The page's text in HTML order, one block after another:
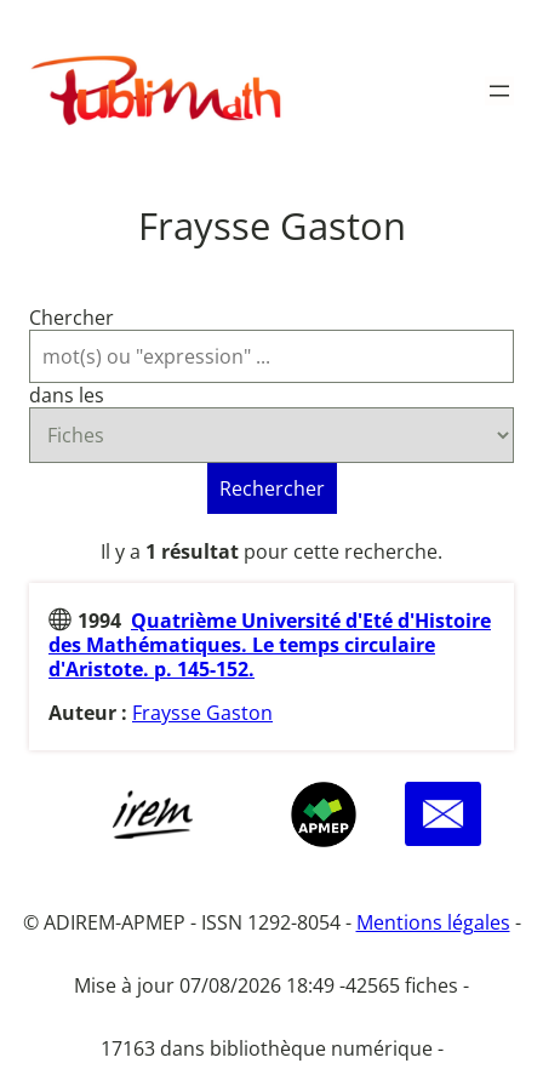
contenu
Publimath
Fraysse Gaston
Chercher
dans les
Rechercher
Il y a 1 résultat pour cette recherche.
1994 Quatrième Université d'Eté d'Histoire
des Mathématiques. Le temps circulaire
d'Aristote. p. 145-152.
Auteur : Fraysse Gaston
© ADIREM-APMEP - ISSN 1292-8054 - Mentions légales -
Mise à jour 07/08/2026 18:49 -42565 fiches -
17163 dans bibliothèque numérique -